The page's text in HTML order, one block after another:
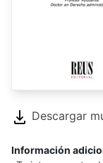
Descargar
Información